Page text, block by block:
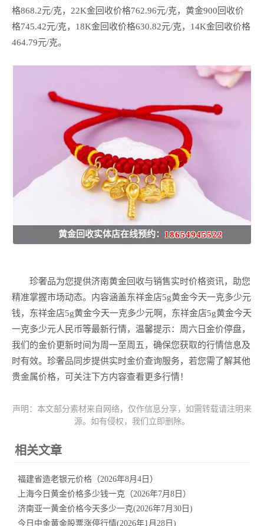
格868.2元/克，22K金回收价格762.96元/克，黄金900回收价
格745.42元/克，18K金回收价格630.82元/克，14K金回收价格
464.79元/克。
黄金回收实体店在线预约：18654945522
珍奢品为您提供济南黄金回收与销售实时价格资讯，助您
精准掌握市场动态。内容涵盖东祥金店5g黄金今天一克多少元
钱，东祥金店5g黄金今天一克多少元啊，东祥金店5g黄金今天
一克多少元人民币等最新行情，温馨提示：周六日金价停盘，
我们的金价更新时间为周一至周五，确保您获取的行情信息及
时有效。珍奢品同步提供实时金价查询服务，若您需了解其他
贵金属价格，可关注下方内容查看更多行情！
声明：本文部分素材来自网络，仅作信息分享，如需转载请注明来
源。如有侵权，我们立即删除。
相关文章
福建省造老银元价格（2026年8月4日）
上海今日黄金价格多少钱一克（2026年7月8日）
济南亚一黄金价格今天多少一克(2026年7月30日)
今日中金黄金股票涨停行情(2026年1月28日)